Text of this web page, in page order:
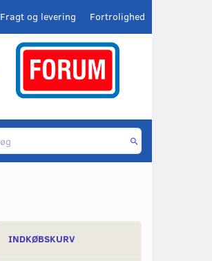
Fortrolighed
Fragt og levering
INDKØBSKURV